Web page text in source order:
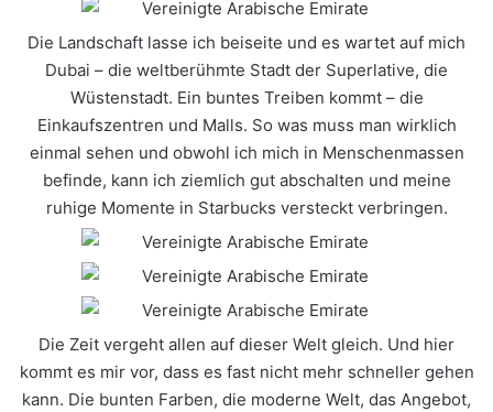
Die Landschaft lasse ich beiseite und es wartet auf mich
Dubai – die weltberühmte Stadt der Superlative, die
Wüstenstadt. Ein buntes Treiben kommt – die
Einkaufszentren und Malls. So was muss man wirklich
einmal sehen und obwohl ich mich in Menschenmassen
befinde, kann ich ziemlich gut abschalten und meine
ruhige Momente in Starbucks versteckt verbringen.
Die Zeit vergeht allen auf dieser Welt gleich. Und hier
kommt es mir vor, dass es fast nicht mehr schneller gehen
kann. Die bunten Farben, die moderne Welt, das Angebot,